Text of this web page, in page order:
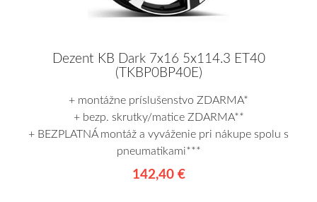
Dezent KB Dark 7x16 5x114.3 ET40
(TKBP0BP40E)
+ montážne príslušenstvo ZDARMA*
+ bezp. skrutky/matice ZDARMA**
+ BEZPLATNÁ montáž a vyváženie pri nákupe spolu s
pneumatikami***
142,40 €